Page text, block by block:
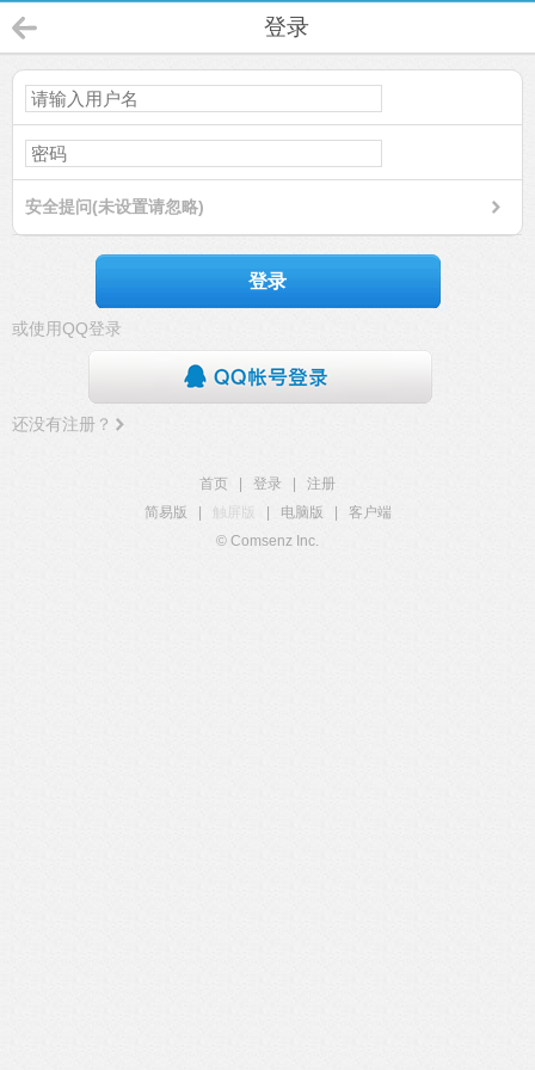
登录
安全提问(未设置请忽略)
登录
或使用QQ登录
还没有注册？
首页 登录
注册
简易版
触屏版 电脑版
客户端
© Comsenz Inc.